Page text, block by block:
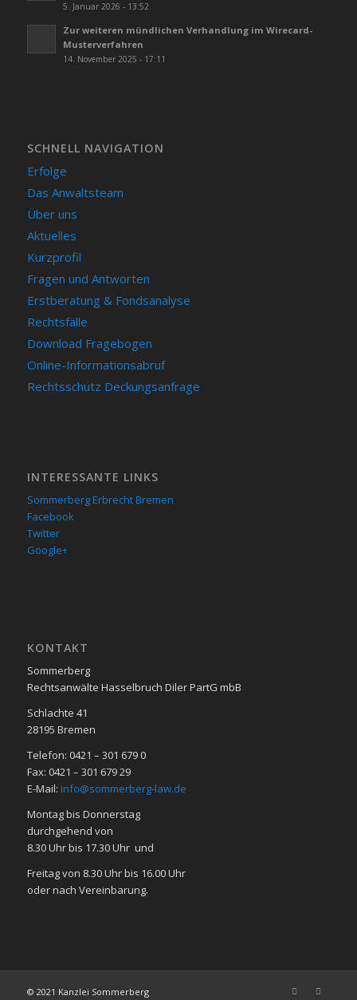
5. Januar 2026 - 13:52
Zur weiteren mündlichen Verhandlung im Wirecard-
Musterverfahren
14. November 2025 - 17:11
SCHNELL NAVIGATION
Erfolge
Das Anwaltsteam
Über uns
Aktuelles
Kurzprofil
Fragen und Antworten
Erstberatung & Fondsanalyse
Rechtsfälle
Download Fragebogen
Online-Informationsabruf
Rechtsschutz Deckungsanfrage
INTERESSANTE LINKS
Sommerberg Erbrecht Bremen
Facebook
Twitter
Google+
KON­TAKT
Sommerberg
Rechtsanwälte Hasselbruch Diler PartG mbB
Schlachte 41
28195 Bre­men
Telefon: 0421 – 301 679 0
Fax: 0421 – 301 679 29
E-Mail: info@sommerberg-law.de
Mon­tag bis Don­ners­tag
durch­ge­hend von
8.30 Uhr bis 17.30 Uhr und
Frei­tag von 8.30 Uhr bis 16.00 Uhr
oder nach Ver­ein­ba­rung.
© 2021 Kanzlei Sommerberg